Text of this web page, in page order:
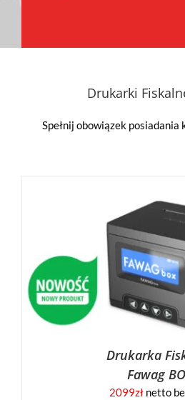
Drukarki
Spełnij obowiązek posiadania
Drukarka
Fawag
2099złnetto